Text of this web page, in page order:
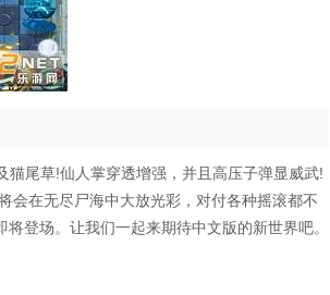
猫尾草!仙人掌穿透增强，并且高压子弹显威武!
会在无尽尸海中大放光彩，对付各种摇滚都不
登场。让我们一起来期待中文版的新世界吧。